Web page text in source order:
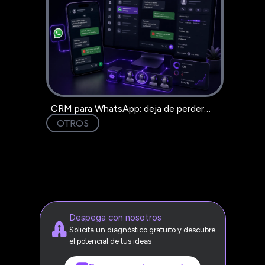
CRM para WhatsApp: deja de perder
clientes en el chat
OTROS
Despega con nosotros
Solicita un diagnóstico gratuito y descubre
el potencial de tus ideas